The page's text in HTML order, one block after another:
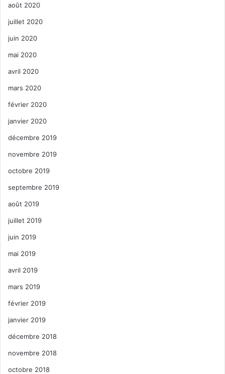
août 2020
juillet 2020
juin 2020
mai 2020
avril 2020
mars 2020
février 2020
janvier 2020
décembre 2019
novembre 2019
octobre 2019
septembre 2019
août 2019
juillet 2019
juin 2019
mai 2019
avril 2019
mars 2019
février 2019
janvier 2019
décembre 2018
novembre 2018
octobre 2018